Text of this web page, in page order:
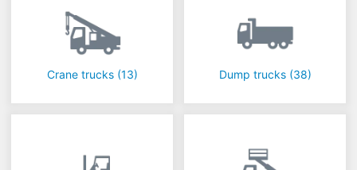
Crane trucks (13) Dump trucks (38)